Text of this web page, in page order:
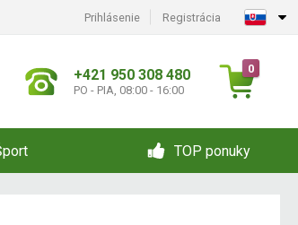
Prihlásenie Registrácia
+421 950 308 480
PO - PIA, 08:00 - 16:00
0
TOP ponuky